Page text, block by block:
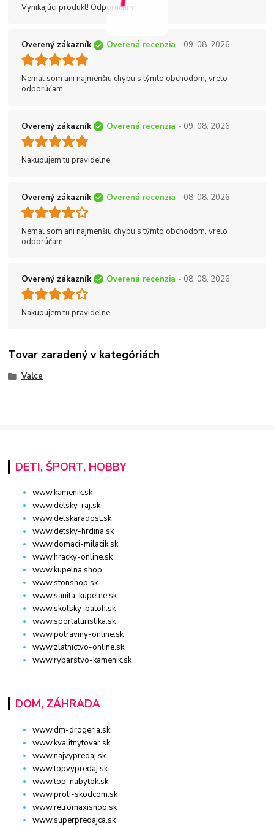
Vynikajúci produkt! Odporúčam
Overený zákazník Overená recenzia - 09. 08. 2026
Nemal som ani najmenšiu chybu s týmto obchodom, vrelo
odporúčam.
Overený zákazník Overená recenzia - 09. 08. 2026
Nakupujem tu pravidelne
Overený zákazník Overená recenzia - 08. 08. 2026
Nemal som ani najmenšiu chybu s týmto obchodom, vrelo
odporúčam.
Overený zákazník Overená recenzia - 08. 08. 2026
Nakupujem tu pravidelne
Tovar zaradený v kategóriách
Valce
DETI, ŠPORT, HOBBY
www.kamenik.sk
www.detsky-raj.sk
www.detskaradost.sk
www.detsky-hrdina.sk
www.domaci-milacik.sk
www.hracky-online.sk
www.kupelna.shop
www.stonshop.sk
www.sanita-kupelne.sk
www.skolsky-batoh.sk
www.sportaturistika.sk
www.potraviny-online.sk
www.zlatnictvo-online.sk
www.rybarstvo-kamenik.sk
DOM, ZÁHRADA
www.dm-drogeria.sk
www.kvalitnytovar.sk
www.najvypredaj.sk
www.topvypredaj.sk
www.top-nabytok.sk
www.proti-skodcom.sk
www.retromaxishop.sk
www.superpredajca.sk